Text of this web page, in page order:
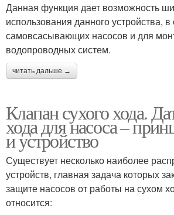
Данная функция дает возможность
использования данного устройства,
самовсасывающих насосов и для
водопроводных систем.
читать дальше →
Клапан сухого хода.
хода для насоса –
и устройство
Существует несколько наиболее
устройств, главная задача которых
защите насосов от работы на сухом
относится: